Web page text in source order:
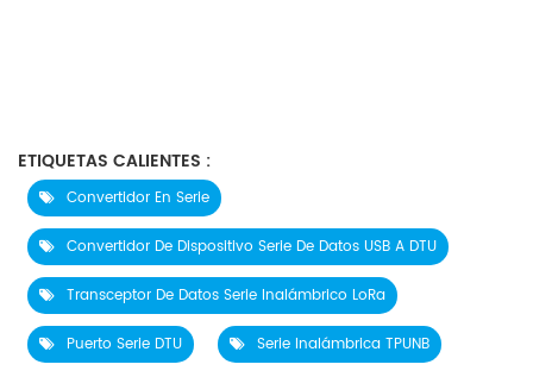
ETIQUETAS CALIENTES :
Convertidor En Serie
Convertidor De Dispositivo Serie De Datos USB A DTU
Transceptor De Datos Serie Inalámbrico LoRa
Puerto Serie DTU Serie Inalámbrica TPUNB